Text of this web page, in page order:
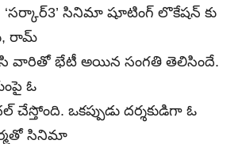
సినిమా షూటింగ్ లొకేషన్ కు
రామ్
వారితో భేటీ అయిన సంగతి తెలిసిందే.
ఓ
ఒకప్పుడు దర్శకుడిగా ఓ
సినిమా